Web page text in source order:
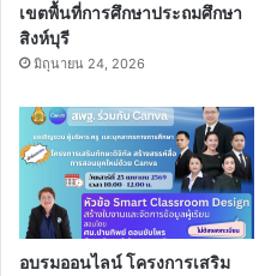
เขตพื้นที่การศึกษาประถมศึกษา
สิงห์บุรี
มิถุนายน 24, 2026
อบรมออนไลน์ โครงการเสริม